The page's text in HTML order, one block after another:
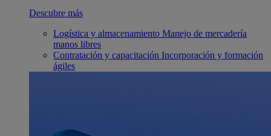
Descubre más
Logística y almacenamiento Manejo de mercadería
manos libres
Contratación y capacitación Incorporación y formación
ágiles